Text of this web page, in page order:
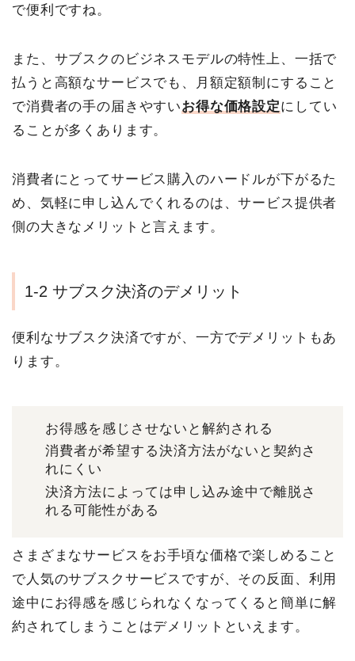
で便利ですね。
また、サブスクのビジネスモデルの特性上、一括で
払うと高額なサービスでも、月額定額制にすること
で消費者の手の届きやすいお得な価格設定にしてい
ることが多くあります。
消費者にとってサービス購入のハードルが下がるた
め、気軽に申し込んでくれるのは、サービス提供者
側の大きなメリットと言えます。
1-2 サブスク決済のデメリット
便利なサブスク決済ですが、一方でデメリットもあ
ります。
お得感を感じさせないと解約される
消費者が希望する決済方法がないと契約さ
れにくい
決済方法によっては申し込み途中で離脱さ
れる可能性がある
さまざまなサービスをお手頃な価格で楽しめること
で人気のサブスクサービスですが、その反面、利用
途中にお得感を感じられなくなってくると簡単に解
約されてしまうことはデメリットといえます。